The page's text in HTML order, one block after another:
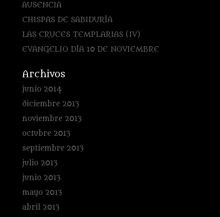
AUSENCIA
CHISPAS DE SABIDURÍA
LAS CRUCES TEMPLARIAS (IV)
EVANGELIO DÍA 10 DE NOVIEMBRE
Archivos
junio 2014
diciembre 2013
noviembre 2013
octubre 2013
septiembre 2013
julio 2013
junio 2013
mayo 2013
abril 2013